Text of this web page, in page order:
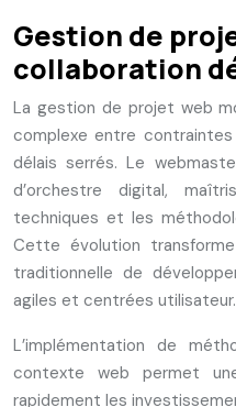
Gestion de
collaboration
La gestion de projet web
complexe entre
délais serrés. Le
d’orchestre digital,
techniques et les
Cette évolution transforme
traditionnelle de
agiles et centrées utilisateur.
L’implémentation de
contexte web permet
rapidement les